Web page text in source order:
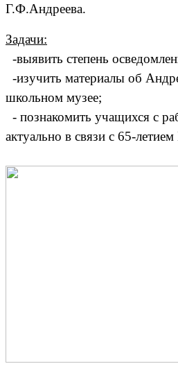
Г.Ф.Андреева.
Задачи:
-выявить степень
-изучить материалы об
школьном музее;
- познакомить учащихся с
актуально в связи с 65-